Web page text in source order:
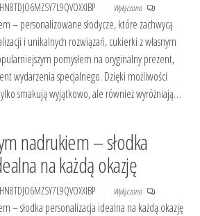
Wyłączono
– personalizowane słodycze, które zachwycą
i unikalnych rozwiązań, cukierki z własnym
pomysłem na oryginalny prezent,
wydarzenia specjalnego. Dzięki możliwości
smakują wyjątkowo, ale również wyróżniają…
nadrukiem – słodka
na każdą okazję
Wyłączono
– słodka personalizacja idealna na każdą okazję